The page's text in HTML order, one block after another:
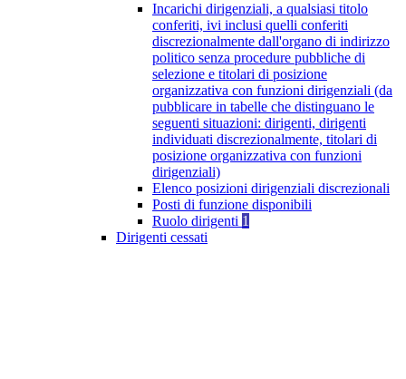
Incarichi dirigenziali, a qualsiasi titolo
conferiti, ivi inclusi quelli conferiti
discrezionalmente dall'organo di indirizzo
politico senza procedure pubbliche di
selezione e titolari di posizione
organizzativa con funzioni dirigenziali (da
pubblicare in tabelle che distinguano le
seguenti situazioni: dirigenti, dirigenti
individuati discrezionalmente, titolari di
posizione organizzativa con funzioni
dirigenziali)
Elenco posizioni dirigenziali discrezionali
Posti di funzione disponibili
Ruolo dirigenti 1
Dirigenti cessati